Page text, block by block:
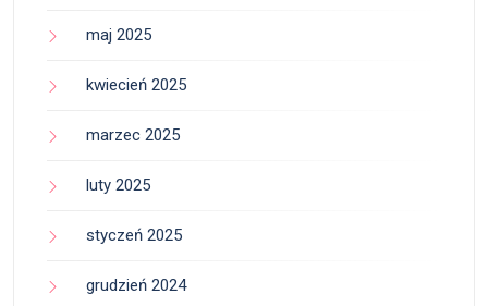
maj 2025
kwiecień 2025
marzec 2025
luty 2025
styczeń 2025
grudzień 2024